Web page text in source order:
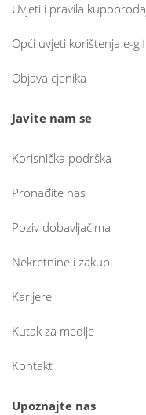
Uvjeti i pravila
Opći uvjeti korištenja e-
Objava cjenika
Javite nam se
Korisnička podrška
Pronađite nas
Poziv dobavljačima
Nekretnine i zakupi
Karijere
Kutak za medije
Kontakt
Upoznajte nas